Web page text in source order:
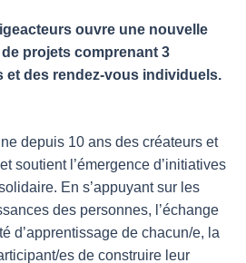
ouvre une nouvelle
projets comprenant 3
et des rendez-vous individuels.
depuis 10 ans des créateurs et
soutient l’émergence d’initiatives
En s’appuyant sur les
des personnes, l’échange
d’apprentissage de chacun/e, la
es de construire leur